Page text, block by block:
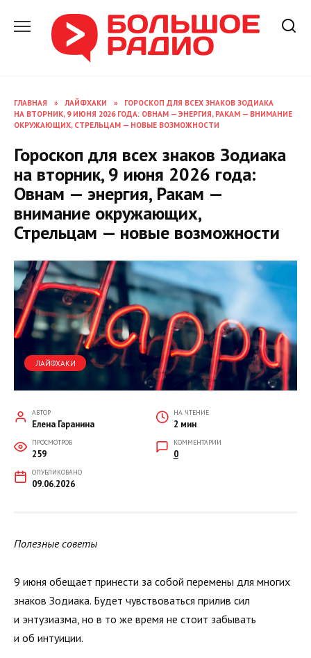
содержанию
ГЛАВНАЯ » ЛАЙФХАКИ »
ГОРОСКОП ДЛЯ ВСЕХ ЗНАКОВ ЗОДИАКА
НА ВТОРНИК, 9 ИЮНЯ 2026 ГОДА: ОВНАМ — ЭНЕРГИЯ, РАКАМ — ВНИМАНИЕ
ОКРУЖАЮЩИХ, СТРЕЛЬЦАМ — НОВЫЕ ВОЗМОЖНОСТИ
Гороскоп для всех знаков Зодиака
на вторник, 9 июня 2026 года:
Овнам — энергия, Ракам —
внимание окружающих,
Стрельцам — новые возможности
ЛАЙФХАКИ
АВТОР
Елена Гаранина
НА ЧТЕНИЕ
2 мин
ПРОСМОТРОВ
259
КОММЕНТАРИИ
0
ОПУБЛИКОВАНО
09.06.2026
Полезные советы
9 июня обещает принести за собой перемены для многих
знаков Зодиака. Будет чувствоваться прилив сил
и энтузиазма, но в то же время не стоит забывать
и об интуиции.